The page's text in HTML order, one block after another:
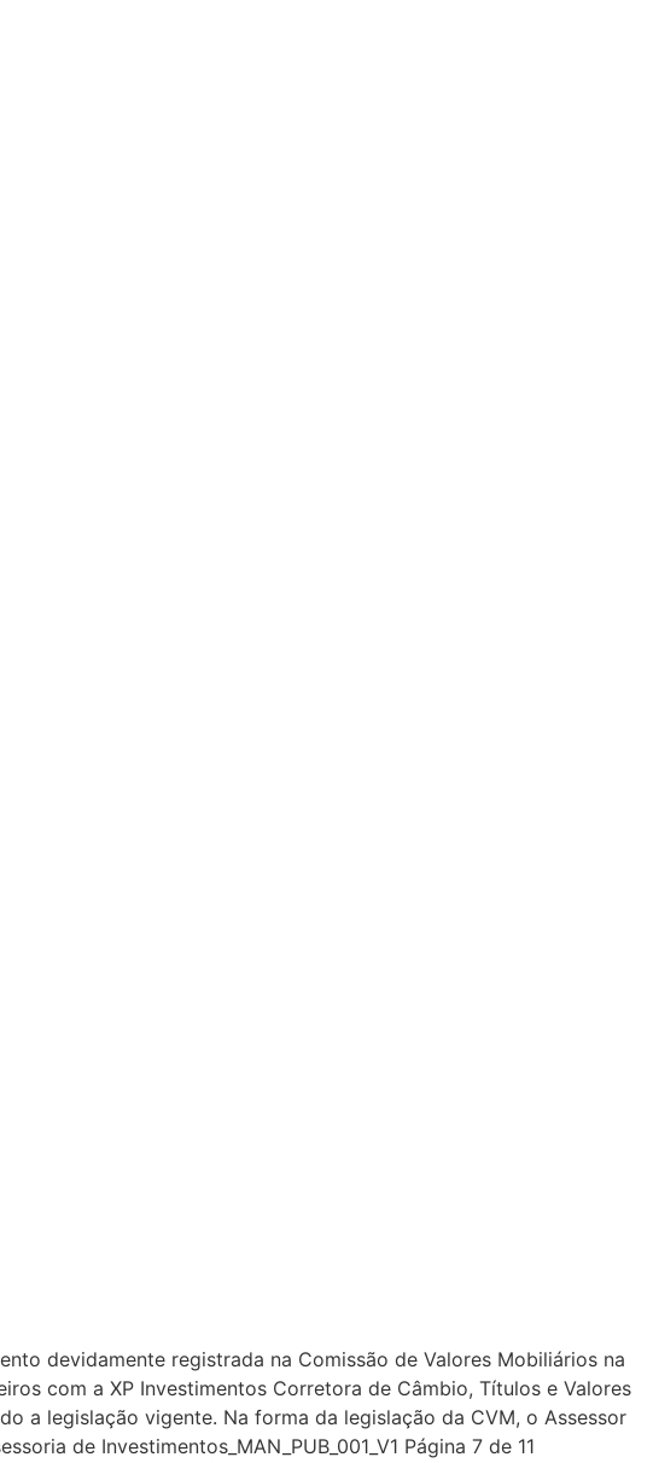
devidamente registrada na Comissão de Valores Mobiliários na
com a XP Investimentos Corretora de Câmbio, Títulos e Valores
a legislação vigente. Na forma da legislação da CVM, o Assessor
de Investimentos_MAN_PUB_001_V1 Página 7 de 11